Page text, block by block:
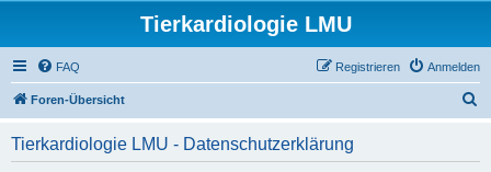
Tierkardiologie LMU
FAQ Anmelden
Registrieren
Foren-Übersicht
Tierkardiologie LMU - Datenschutzerklärung